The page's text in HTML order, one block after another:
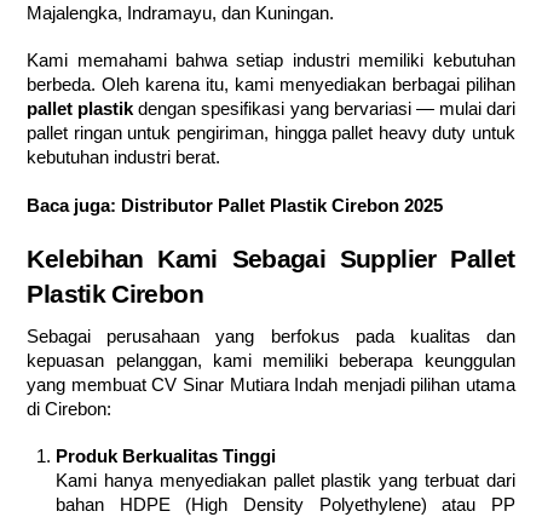
Majalengka, Indramayu, dan Kuningan.
Kami memahami bahwa setiap industri memiliki kebutuhan
berbeda. Oleh karena itu, kami menyediakan berbagai pilihan
pallet plastik dengan spesifikasi yang bervariasi — mulai dari
pallet ringan untuk pengiriman, hingga pallet heavy duty untuk
kebutuhan industri berat.
Baca juga: Distributor Pallet Plastik Cirebon 2025
Kelebihan Kami Sebagai Supplier Pallet
Plastik Cirebon
Sebagai perusahaan yang berfokus pada kualitas dan
kepuasan pelanggan, kami memiliki beberapa keunggulan
yang membuat CV Sinar Mutiara Indah menjadi pilihan utama
di Cirebon:
Produk Berkualitas Tinggi
Kami hanya menyediakan pallet plastik yang terbuat dari
bahan HDPE (High Density Polyethylene) atau PP